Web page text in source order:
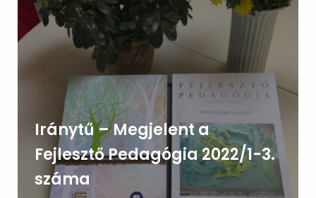
Iránytű – Megjelent a
Fejlesztő Pedagógia 2022/1-3.
száma